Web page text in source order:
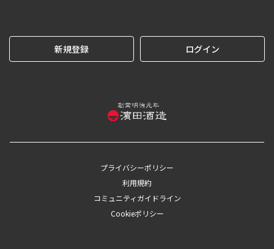
新規登録 ログイン
プライバシーポリシー
利用規約
コミュニティガイドライン
Cookieポリシー